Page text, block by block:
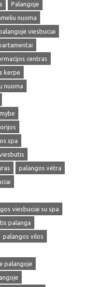
Palangoje
nuoma
viesbuciai
centras
kerpe
nuoma
spa
palangos vėtra
viesbuciai su spa
palanga
palangos vilos
palangoje